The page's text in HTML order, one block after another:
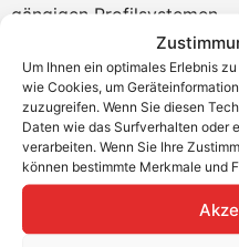
Um Ihnen ein optimales Erlebnis
wie Cookies, um
zuzugreifen. Wenn Sie diesen
Daten wie das Surfverhalten oder
verarbeiten. Wenn Sie Ihre
können bestimmte Merkmale und
gängigen Profilsystemen –
Kontaktkorrosion. Die
Doppelüberleger und
normkonform, langlebig
Produktvorteile
Sichere Verbindung
Kontaktkorrosionsfrei